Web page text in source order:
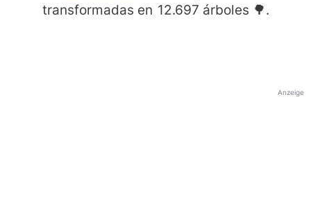
transformadas en 12.697 árboles 🌳.
Anzeige